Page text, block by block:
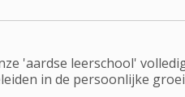
'aardse leerschool'
in de persoonlijke